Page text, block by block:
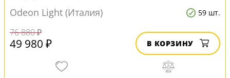
Odeon Light (Италия)
59 шт.
76 880 ₽
49 980 ₽ В КОРЗИНУ